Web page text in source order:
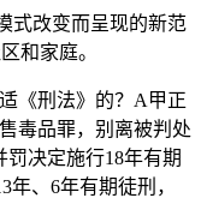
改变而呈现的新范
和家庭。
《刑法》的？A甲正
毒品罪，别离被判处
罚决定施行18年有期
、6年有期徒刑，